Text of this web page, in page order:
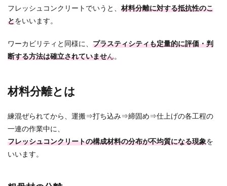
フレッシュコンクリートでいうと、 材料分離に対する抵抗性のこ
とをいいます。
ワーカビリティと同様に、 プラスティシティも定量的に評価・判
断する方法は確立されていません。
材料分離とは
練混ぜられてから、運搬⇒打ち込み⇒締固め⇒仕上げの各工程の
一連の作業中に、
フレッシュコンクリートの構成材料の分布が不均質になる現象を
いいます。